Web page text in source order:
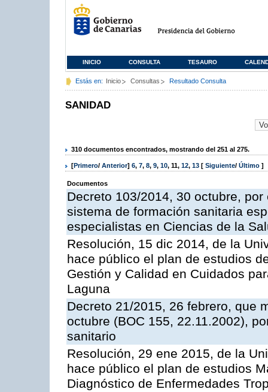
INICIO CONSULTA TESAURO
Estás en: Inicio Consultas Resultado Consulta
SANIDAD
310 documentos encontrados, mostrando del 251 al 275.
[Primero/ Anterior] 6, 7, 8, 9, 10, 11, 12, 13 [ Siguiente/ Último ]
Documentos
Decreto 103/2014, 30 octubre,
sistema de formación sanitaria
especialistas en Ciencias de la
Resolución, 15 dic 2014, de la
hace público el plan de estudios
Gestión y Calidad en Cuidados
Laguna
Decreto 21/2015, 26 febrero, que
octubre (BOC 155, 22.11.2002),
sanitario
Resolución, 29 ene 2015, de la
hace público el plan de estudios
Diagnóstico de Enfermedades